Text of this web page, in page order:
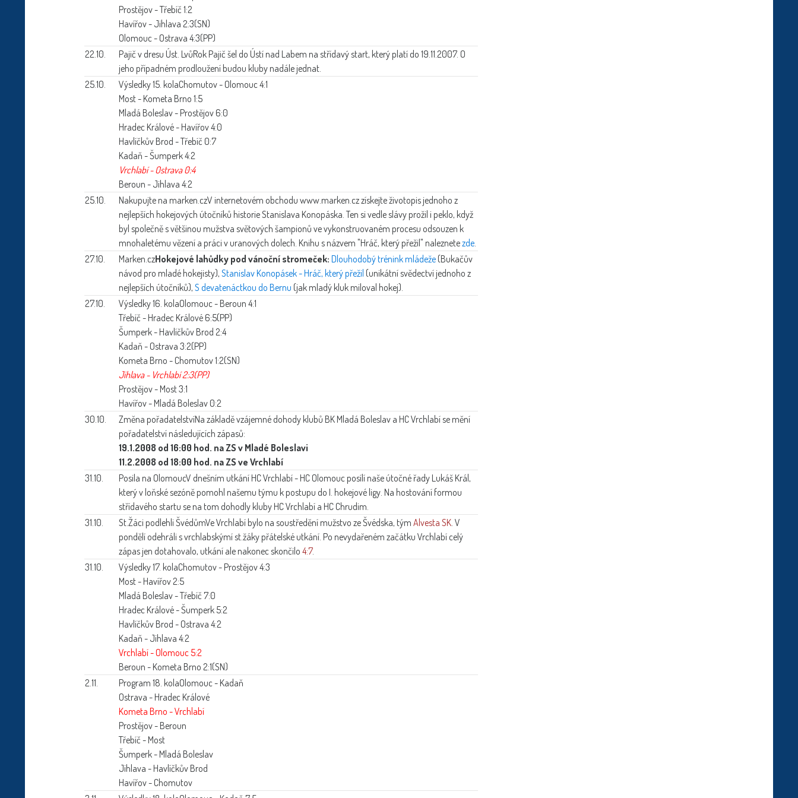
Prostějov - Třebíč 1:2
Havířov - Jihlava 2:3(SN)
Olomouc - Ostrava 4:3(PP)
22.10.
Pajič v dresu Úst. LvůRok Pajič šel do Ústí nad Labem na střídavý start, který platí do 19.11.2007. O
jeho případném prodloužení budou kluby nadále jednat.
25.10.
Výsledky 15. kolaChomutov - Olomouc 4:1
Most - Kometa Brno 1:5
Mladá Boleslav - Prostějov 6:0
Hradec Králové - Havířov 4:0
Havlíčkův Brod - Třebíč 0:7
Kadaň - Šumperk 4:2
Vrchlabí - Ostrava 0:4
Beroun - Jihlava 4:2
25.10.
Nakupujte na marken.czV internetovém obchodu www.marken.cz získejte životopis jednoho z
nejlepších hokejových útočníků historie Stanislava Konopáska. Ten si vedle slávy prožil i peklo, když
byl společně s většinou mužstva světových šampionů ve vykonstruovaném procesu odsouzen k
mnohaletému vězení a práci v uranových dolech. Knihu s názvem "Hráč, který přežil" naleznetezde
27.10.
Marken.czHokejové lahůdky pod vánoční stromeček: Dlouhodobý trénink mládeže (Bukačův
návod pro mladé hokejisty), Stanislav Konopásek - Hráč, který přežil (unikátní svědectví jednoho z
nejlepších útočníků), S devatenáctkou do Bernu (jak mladý kluk miloval hokej).
27.10.
Výsledky 16. kolaOlomouc - Beroun 4:1
Třebíč - Hradec Králové 6:5(PP)
Šumperk - Havlíčkův Brod 2:4
Kadaň - Ostrava 3:2(PP)
Kometa Brno - Chomutov 1:2(SN)
Jihlava - Vrchlabí 2:3(PP)
Prostějov - Most 3:1
Havířov - Mladá Boleslav 0:2
30.10.
Změna pořadatelstvíNa základě vzájemné dohody klubů BK Mladá Boleslav a HC Vrchlabí se mění
pořadatelství následujících zápasů:
19.1.2008 od 16:00 hod. na ZS v Mladé Boleslavi
11.2.2008 od 18:00 hod. na ZS ve Vrchlabí
31.10.
Posila na OlomoucV dnešním utkání HC Vrchlabí - HC Olomouc posílí naše útočné řady Lukáš Král,
který v loňské sezóně pomohl našemu týmu k postupu do I. hokejové ligy. Na hostování formou
střídavého startu se na tom dohodly kluby HC Vrchlabí a HC Chrudim.
31.10.
St.Žáci podlehli ŠvédůmVe Vrchlabí bylo na soustředění mužstvo ze Švédska, tým Alvesta SK . V
pondělí odehráli s vrchlabskýmí st.žáky přátelské utkání. Po nevydařeném začátku Vrchlabí celý
zápas jen dotahovalo, utkání ale nakonec skončilo 4:7.
31.10.
Výsledky 17. kolaChomutov - Prostějov 4:3
Most - Havířov 2:5
Mladá Boleslav - Třebíč 7:0
Hradec Králové - Šumperk 5:2
Havlíčkův Brod - Ostrava 4:2
Kadaň - Jihlava 4:2
Vrchlabí - Olomouc 5:2
Beroun - Kometa Brno 2:1(SN)
2.11.
Program 18. kolaOlomouc - Kadaň
Ostrava - Hradec Králové
Kometa Brno - Vrchlabí
Prostějov - Beroun
Třebíč - Most
Šumperk - Mladá Boleslav
Jihlava - Havlíčkův Brod
Havířov - Chomutov